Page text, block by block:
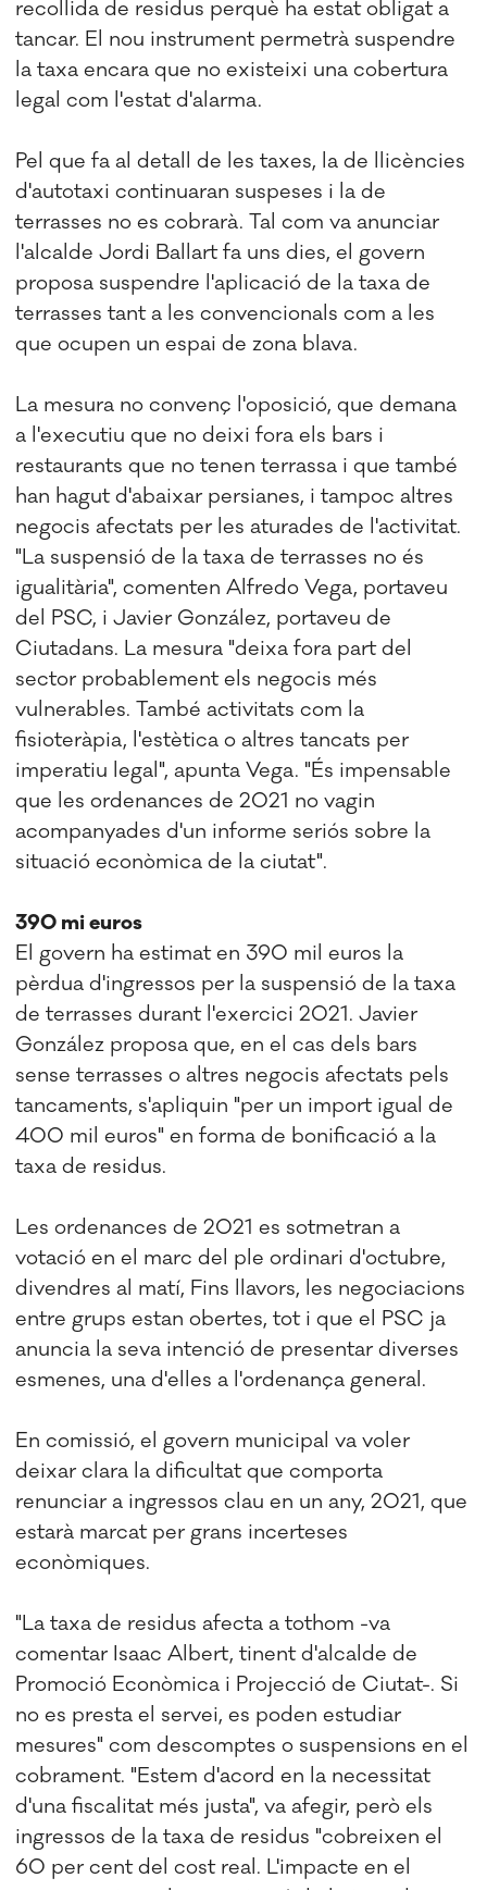
recollida de residus perquè ha estat obligat a
tancar. El nou instrument permetrà suspendre
la taxa encara que no existeixi una cobertura
legal com l'estat d'alarma.
Pel que fa al detall de les taxes, la de llicències
d'autotaxi continuaran suspeses i la de
terrasses no es cobrarà. Tal com va anunciar
l'alcalde Jordi Ballart fa uns dies, el govern
proposa suspendre l'aplicació de la taxa de
terrasses tant a les convencionals com a les
que ocupen un espai de zona blava.
La mesura no convenç l'oposició, que demana
a l'executiu que no deixi fora els bars i
restaurants que no tenen terrassa i que també
han hagut d'abaixar persianes, i tampoc altres
negocis afectats per les aturades de l'activitat.
"La suspensió de la taxa de terrasses no és
igualitària", comenten Alfredo Vega, portaveu
del PSC, i Javier González, portaveu de
Ciutadans. La mesura "deixa fora part del
sector probablement els negocis més
vulnerables. També activitats com la
fisioteràpia, l'estètica o altres tancats per
imperatiu legal", apunta Vega. "És impensable
que les ordenances de 2021 no vagin
acompanyades d'un informe seriós sobre la
situació econòmica de la ciutat".
390 mi euros
El govern ha estimat en 390 mil euros la
pèrdua d'ingressos per la suspensió de la taxa
de terrasses durant l'exercici 2021. Javier
González proposa que, en el cas dels bars
sense terrasses o altres negocis afectats pels
tancaments, s'apliquin "per un import igual de
400 mil euros" en forma de bonificació a la
taxa de residus.
Les ordenances de 2021 es sotmetran a
votació en el marc del ple ordinari d'octubre,
divendres al matí, Fins llavors, les negociacions
entre grups estan obertes, tot i que el PSC ja
anuncia la seva intenció de presentar diverses
esmenes, una d'elles a l'ordenança general.
En comissió, el govern municipal va voler
deixar clara la dificultat que comporta
renunciar a ingressos clau en un any, 2021, que
estarà marcat per grans incerteses
econòmiques.
"La taxa de residus afecta a tothom -va
comentar Isaac Albert, tinent d'alcalde de
Promoció Econòmica i Projecció de Ciutat-. Si
no es presta el servei, es poden estudiar
mesures" com descomptes o suspensions en el
cobrament. "Estem d'acord en la necessitat
d'una fiscalitat més justa", va afegir, però els
ingressos de la taxa de residus "cobreixen el
60 per cent del cost real. L'impacte en el